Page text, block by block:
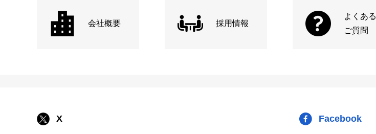
会社概要 採用情報
よくある
ご質問
X Facebook